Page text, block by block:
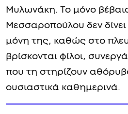
Μυλωνάκη. Το μόνο
Μεσσαροπούλου δεν
μόνη της, καθώς στο
βρίσκονται φίλοι,
που τη στηρίζουν
ουσιαστικά καθημερινά.